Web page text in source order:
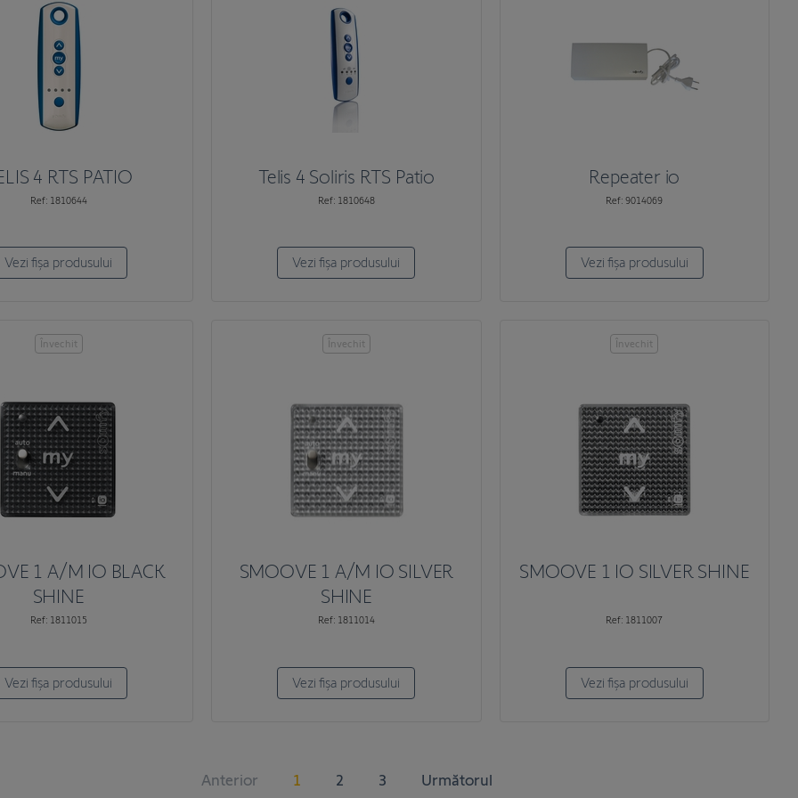
4 RTS PATIO
Ref: 1810644
Vezi fișa produsului
Telis 4 Soliris RTS Patio
Ref: 1810648
Vezi fișa produsului
Repeater io
Ref: 9014069
Vezi fișa produsului
Învechit
1 A/M IO BLACK
SHINE
Ref: 1811015
Vezi fișa produsului
Învechit
SMOOVE 1 A/M IO SILVER
SHINE
Ref: 1811014
Vezi fișa produsului
Învechit
SMOOVE 1 IO SILVER SHINE
Ref: 1811007
Vezi fișa produsului
Anterior 1 2 3 Următorul